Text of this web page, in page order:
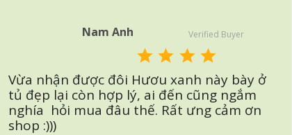
Vừa nhận được đôi Hươu xanh này bày ở
tủ đẹp lại còn hợp lý, ai đến cũng ngắm
nghía hỏi mua đâu thế. Rất ưng cảm ơn
shop :)))
Nam Anh Verified Buyer